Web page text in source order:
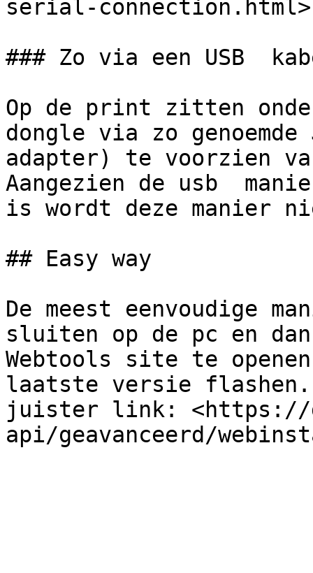
serial-connection.html>
### Zo via een USB
Op de print zitten
dongle via zo genoemde
adapter) te voorzien
Aangezien de usb
is wordt deze manier
## Easy way
De meest eenvoudige
sluiten op de pc en
Webtools site te
laatste versie flashen.
juister link: <https://